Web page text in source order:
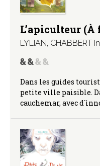
L’apiculteur
LYLIAN, CHABBERT
Dans les guides
petite ville paisible.
cauchemar, avec